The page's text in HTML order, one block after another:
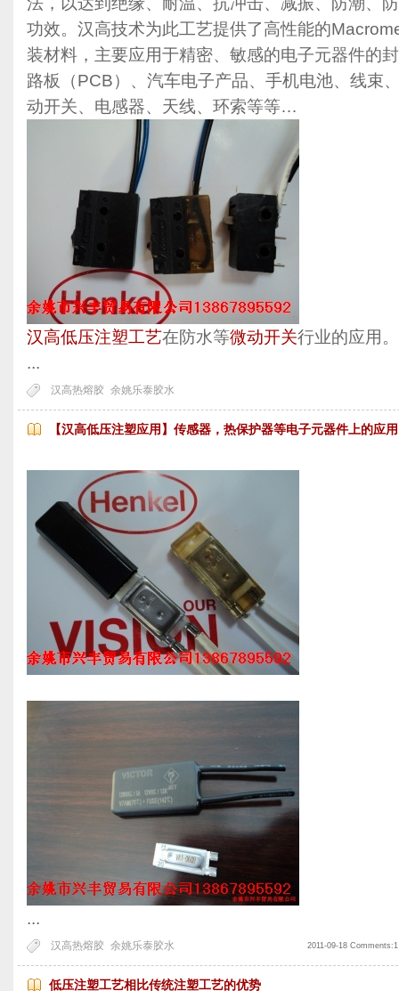
功效。汉高技术为此工艺提供了高性能的
装材料，主要应用于精密、敏感的电子元器件的
路板（PCB）、汽车电子产品、手机电池、线束
动开关、电感器、天线、环索等等…
汉高低压注塑工艺在防水等微动开关行业的应用
...
汉高热熔胶 余姚乐泰胶水
【汉高低压注塑应用】传感器，热保护器等电子元器件上的应用
...
2011-09-18 Comments:1
汉高热熔胶 余姚乐泰胶水
低压注塑工艺相比传统注塑工艺的优势